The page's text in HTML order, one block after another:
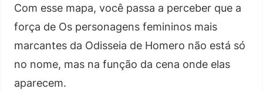
Com esse mapa, você passa a perceber que a
força de Os personagens femininos mais
marcantes da Odisseia de Homero não está só
no nome, mas na função da cena onde elas
aparecem.